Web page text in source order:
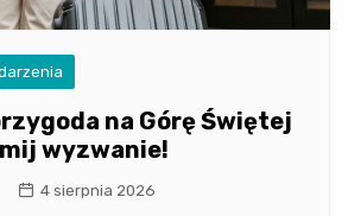
na Górę Świętej
wyzwanie!
4 sierpnia 2026